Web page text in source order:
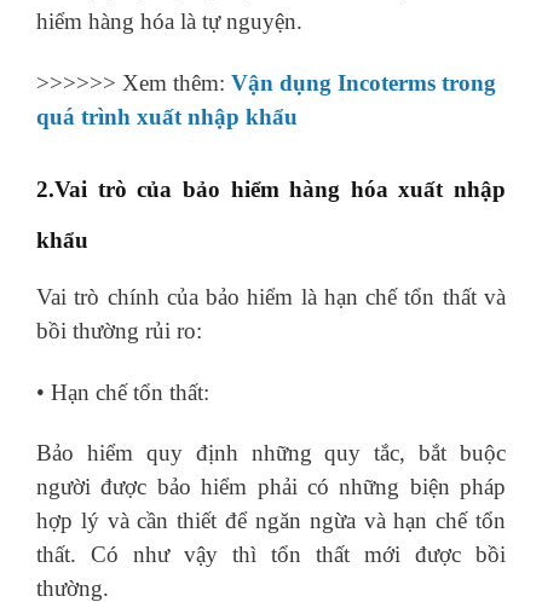
hiểm hàng hóa là tự nguyện.
>>>>>> Xem thêm: Vận dụng Incoterms trong
quá trình xuất nhập khẩu
2.Vai trò của bảo hiểm hàng hóa xuất nhập
khẩu
Vai trò chính của bảo hiểm là hạn chế tổn thất và
bồi thường rủi ro:
• Hạn chế tổn thất:
Bảo hiểm quy định những quy tắc, bắt buộc
người được bảo hiểm phải có những biện pháp
hợp lý và cần thiết để ngăn ngừa và hạn chế tổn
thất. Có như vậy thì tổn thất mới được bồi
thường.